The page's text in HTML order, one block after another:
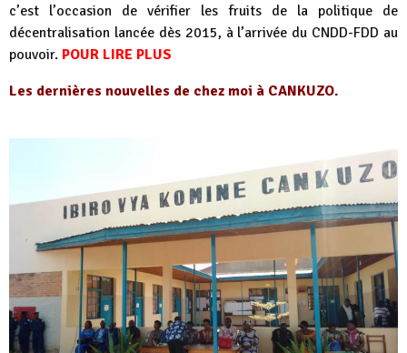
c’est l’occasion de vérifier les fruits de la politique de
décentralisation lancée dès 2015, à l’arrivée du CNDD-FDD au
pouvoir. POUR LIRE PLUS
Les dernières nouvelles de chez moi à CANKUZO.